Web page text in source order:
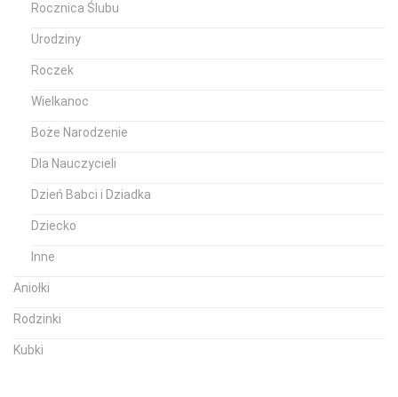
Rocznica Ślubu
Urodziny
Roczek
Wielkanoc
Boże Narodzenie
Dla Nauczycieli
Dzień Babci i Dziadka
Dziecko
Inne
Aniołki
Rodzinki
Kubki